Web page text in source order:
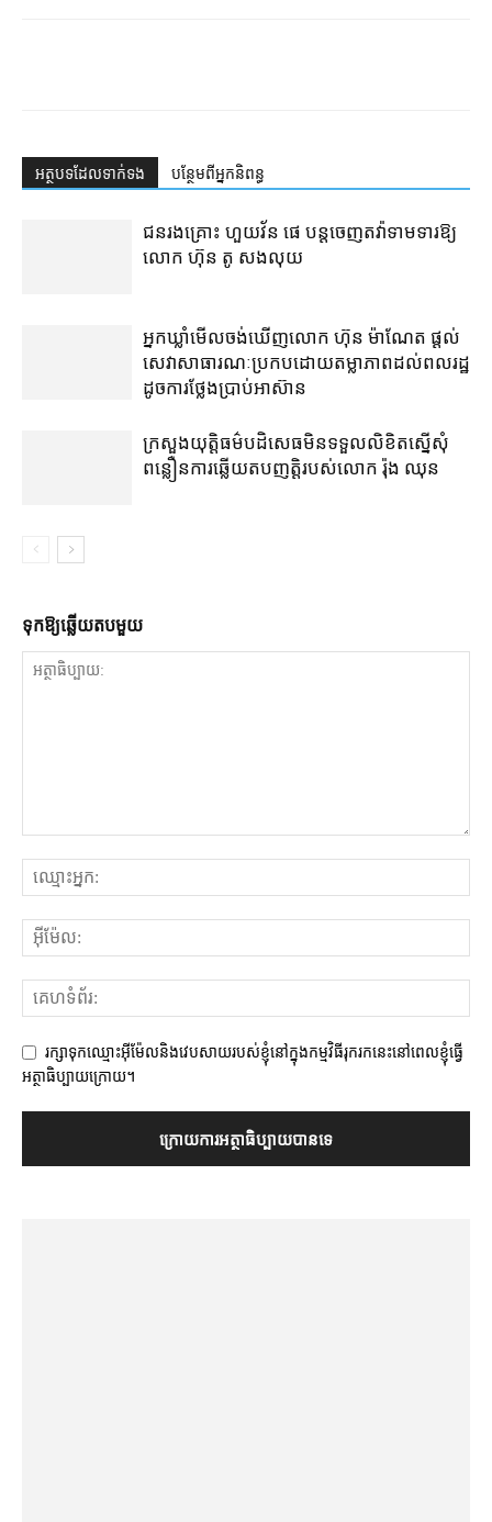
អត្ថបទ​ដែល​ទាក់ទង បន្ថែម​ពី​អ្នកនិពន្ធ
ជនរងគ្រោះ ហួយវ័ន ផេ បន្ត​ចេញ​តវ៉ា​ទាមទារ​ឱ្យ​
លោក ហ៊ុន តូ សង​លុយ
អ្នកឃ្លាំមើល​ចង់​ឃើញ​លោក ហ៊ុន ម៉ាណែត ផ្ដល់​
សេវា​សាធារណៈ​ប្រកបដោយ​តម្លាភាព​ដល់​ពលរដ្ឋ​
ដូច​ការ​ថ្លែង​ប្រាប់​អាស៊ាន
ក្រសួងយុត្តិធម៌​បដិសេធ​មិន​ទទួល​លិខិត​ស្នើសុំ​
ពន្លឿន​ការ​ឆ្លើយតប​ញត្តិ​របស់​លោក រ៉ុង ឈុន
ទុក​ឱ្យ​ឆ្លើយ​តប​មួយ
រក្សាទុកឈ្មោះអ៊ីម៉ែលនិងវេបសាយរបស់ខ្ញុំនៅក្នុងកម្មវិធីរុករកនេះនៅពេលខ្ញុំធ្វើ
អត្ថាធិប្បាយក្រោយ។